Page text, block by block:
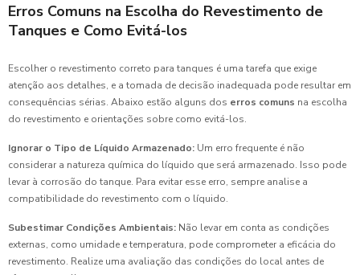
Erros Comuns na Escolha do Revestimento de
Tanques e Como Evitá-los
Escolher o revestimento correto para tanques é uma tarefa que exige
atenção aos detalhes, e a tomada de decisão inadequada pode resultar em
consequências sérias. Abaixo estão alguns dos erros comuns na escolha
do revestimento e orientações sobre como evitá-los.
Ignorar o Tipo de Líquido Armazenado: Um erro frequente é não
considerar a natureza química do líquido que será armazenado. Isso pode
levar à corrosão do tanque. Para evitar esse erro, sempre analise a
compatibilidade do revestimento com o líquido.
Subestimar Condições Ambientais: Não levar em conta as condições
externas, como umidade e temperatura, pode comprometer a eficácia do
revestimento. Realize uma avaliação das condições do local antes de